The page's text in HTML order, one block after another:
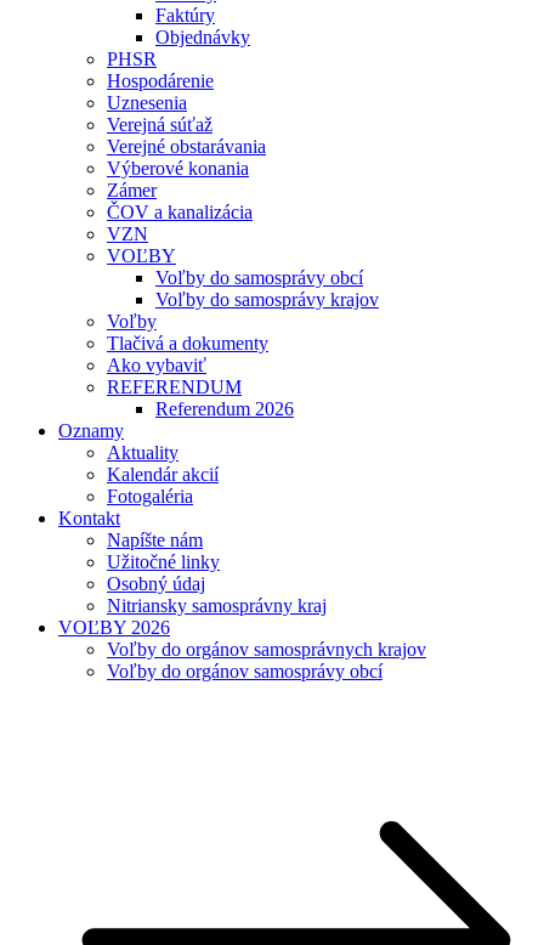
Faktúry
Objednávky
PHSR
Hospodárenie
Uznesenia
Verejná súťaž
Verejné obstarávania
Výberové konania
Zámer
ČOV a kanalizácia
VZN
VOĽBY
Voľby do samosprávy obcí
Voľby do samosprávy krajov
Voľby
Tlačivá a dokumenty
Ako vybaviť
REFERENDUM
Referendum 2026
Oznamy
Aktuality
Kalendár akcií
Fotogaléria
Kontakt
Napíšte nám
Užitočné linky
Osobný údaj
Nitriansky samosprávny kraj
VOĽBY 2026
Voľby do orgánov samosprávnych krajov
Voľby do orgánov samosprávy obcí